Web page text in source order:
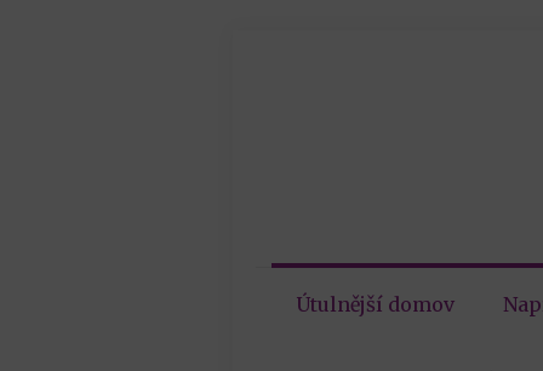
Útulnější domov